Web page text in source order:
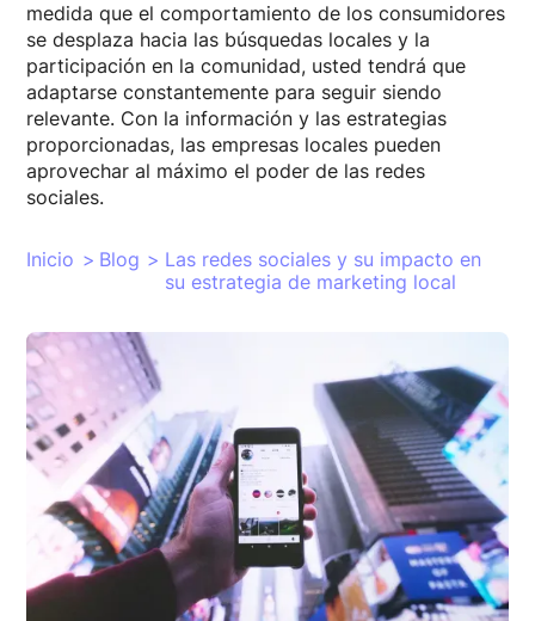
medida que el comportamiento de los consumidores
se desplaza hacia las búsquedas locales y la
participación en la comunidad, usted tendrá que
adaptarse constantemente para seguir siendo
relevante. Con la información y las estrategias
proporcionadas, las empresas locales pueden
aprovechar al máximo el poder de las redes
sociales.
Inicio > Blog > Las redes sociales y su impacto en
su estrategia de marketing local